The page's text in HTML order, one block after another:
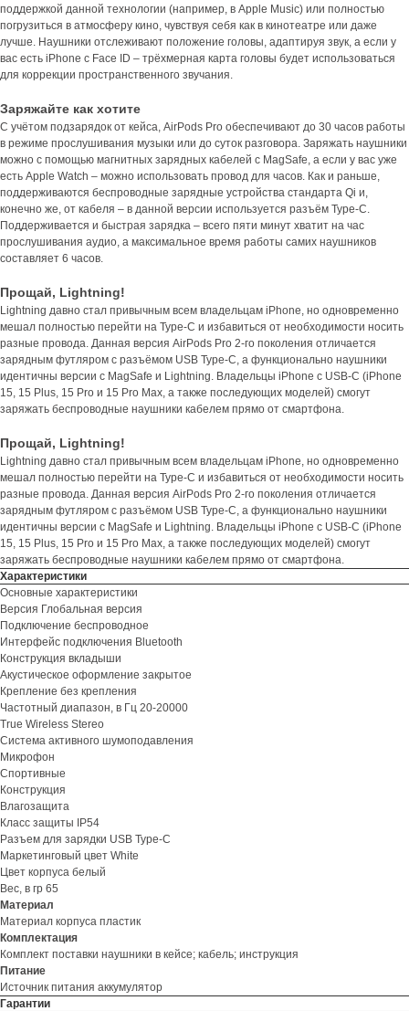
поддержкой данной технологии (например, в Apple Music) или полностью
погрузиться в атмосферу кино, чувствуя себя как в кинотеатре или даже
лучше. Наушники отслеживают положение головы, адаптируя звук, а если у
вас есть iPhone c Face ID – трёхмерная карта головы будет использоваться
для коррекции пространственного звучания.
Заряжайте как хотите
С учётом подзарядок от кейса, AirPods Pro обеспечивают до 30 часов работы
в режиме прослушивания музыки или до суток разговора. Заряжать наушники
можно с помощью магнитных зарядных кабелей с MagSafe, а если у вас уже
есть Apple Watch – можно использовать провод для часов. Как и раньше,
поддерживаются беспроводные зарядные устройства стандарта Qi и,
конечно же, от кабеля – в данной версии используется разъём Type-C.
Поддерживается и быстрая зарядка – всего пяти минут хватит на час
прослушивания аудио, а максимальное время работы самих наушников
составляет 6 часов.
Прощай, Lightning!
Lightning давно стал привычным всем владельцам iPhone, но одновременно
мешал полностью перейти на Type-C и избавиться от необходимости носить
разные провода. Данная версия AirPods Pro 2-го поколения отличается
зарядным футляром с разъёмом USB Type-C, а функционально наушники
идентичны версии с MagSafe и Lightning. Владельцы iPhone с USB-C (iPhone
15, 15 Plus, 15 Pro и 15 Pro Max, а также последующих моделей) смогут
заряжать беспроводные наушники кабелем прямо от смартфона.
Прощай, Lightning!
Lightning давно стал привычным всем владельцам iPhone, но одновременно
мешал полностью перейти на Type-C и избавиться от необходимости носить
разные провода. Данная версия AirPods Pro 2-го поколения отличается
зарядным футляром с разъёмом USB Type-C, а функционально наушники
идентичны версии с MagSafe и Lightning. Владельцы iPhone с USB-C (iPhone
15, 15 Plus, 15 Pro и 15 Pro Max, а также последующих моделей) смогут
заряжать беспроводные наушники кабелем прямо от смартфона.
Характеристики
Основные характеристики
Версия Глобальная версия
Подключение беспроводное
Интерфейс подключения Bluetooth
Конструкция вкладыши
Акустическое оформление закрытое
Крепление без крепления
Частотный диапазон, в Гц 20-20000
True Wireless Stereo
Система активного шумоподавления
Микрофон
Спортивные
Конструкция
Влагозащита
Класс защиты IP54
Разъем для зарядки USB Type-C
Маркетинговый цвет White
Цвет корпуса белый
Вес, в гр 65
Материал
Материал корпуса пластик
Комплектация
Комплект поставки наушники в кейсе; кабель; инструкция
Питание
Источник питания аккумулятор
Гарантии
Мы можем специально для вас
заказать необходимое устройство.
Для этого оставьте заявку на сайте
и наш менеджер свяжется с вами
в ближайшее время.
Доставка осуществляется
в кратчайшие сроки — всего 2−4 дня.
(Подробнее у менеджера)
ЕСЛИ ВЫ
В КАТАЛОГЕ
НУЖНО?